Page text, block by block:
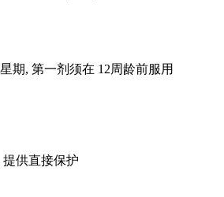
期, 第一剂须在 12周龄前服用
供直接保护